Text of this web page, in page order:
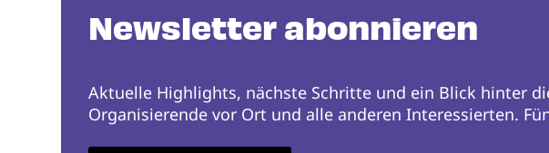
Newsletter abonnieren
Aktuelle Highlights, nächste Schritte und ein Blick hinter
Organisierende vor Ort und alle anderen Interessierten.